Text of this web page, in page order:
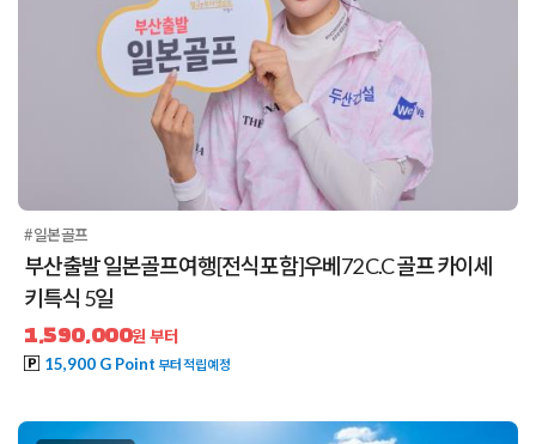
#일본골프
부산출발 일본골프여행[전식포함]우베72 C.C 골프 카이세
키특식 5일
1,590,000원 부터
15,900 G Point 부터 적립예정